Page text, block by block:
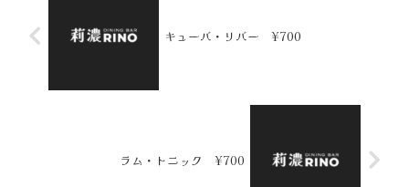
キューバ・リバー ¥700
ラム・トニック ¥700